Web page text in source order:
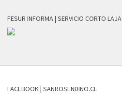
FESUR INFORMA | SERVICIO CORTO LAJA
FACEBOOK | SANROSENDINO.CL